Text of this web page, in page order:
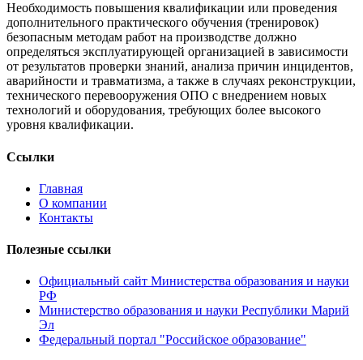
Необходимость повышения квалификации или проведения
дополнительного практического обучения (тренировок)
безопасным методам работ на производстве должно
определяться эксплуатирующей организацией в зависимости
от результатов проверки знаний, анализа причин инцидентов,
аварийности и травматизма, а также в случаях реконструкции,
технического перевооружения ОПО с внедрением новых
технологий и оборудования, требующих более высокого
уровня квалификации.
Ссылки
Главная
О компании
Контакты
Полезные ссылки
Официальный сайт Министерства образования и науки
РФ
Министерство образования и науки Республики Марий
Эл
Федеральный портал "Российское образование"